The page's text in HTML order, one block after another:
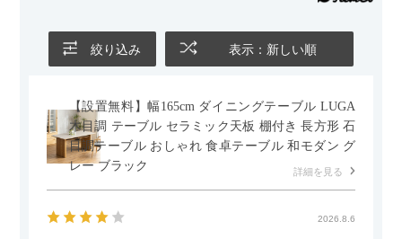
絞り込み 表示：新しい順
【設置無料】幅165cm ダイニングテーブル LUGA
木目調 テーブル セラミック天板 棚付き 長方形 石
目調テーブル おしゃれ 食卓テーブル 和モダン グ
レー ブラック
詳細を見る
2026.8.6